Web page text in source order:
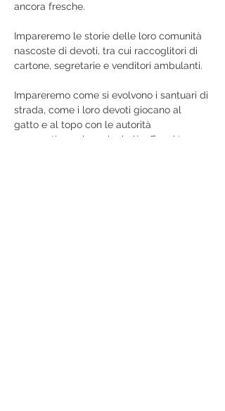
ancora fresche.
Impareremo le storie delle loro comunità
nascoste di devoti, tra cui raccoglitori di
cartone, segretarie e venditori ambulanti.
Impareremo come si evolvono i santuari di
strada, come i loro devoti giocano al
gatto e al topo con le autorità
governative, prima che i più efficaci tra